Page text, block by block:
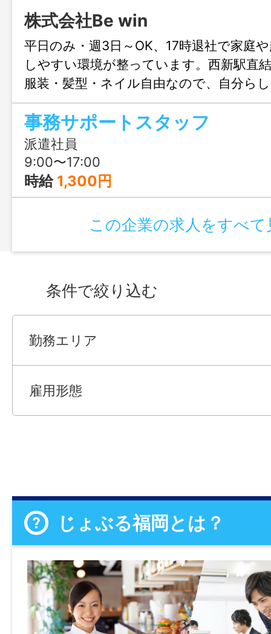
株式会社Be win
平日のみ・週3日～OK、17時退社で家庭
しやすい環境が整っています。西新駅直
服装・髪型・ネイル自由なので、自分ら
もおすすめです。お問合せのみも大歓迎
る福岡までお気軽にご連絡ください。
事務サポートスタッフ
派遣社員
9:00〜17:00
時給 1,300円
この企業の求人をすべて
条件で絞り込む
勤務エリア
雇用形態
じょぶる福岡とは？